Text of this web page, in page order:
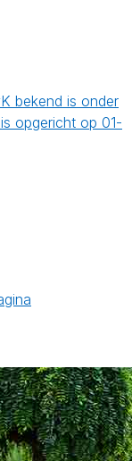
bekend is onder
opgericht op 01-